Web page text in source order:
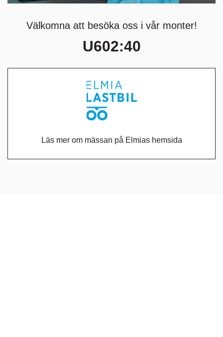
Välkomna att besöka oss i vår monter!
U602:40
Läs mer om mässan på Elmias hemsida